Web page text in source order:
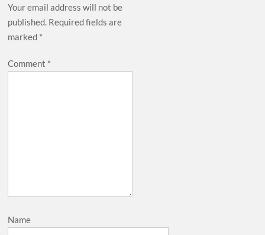
Your email address will not be
published. Required fields are
marked *
Comment *
Name